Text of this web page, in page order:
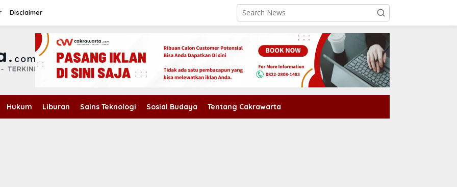
Disclaimer
Hukum Liburan Sains Teknologi Sosial Budaya Tentang Cakrawarta